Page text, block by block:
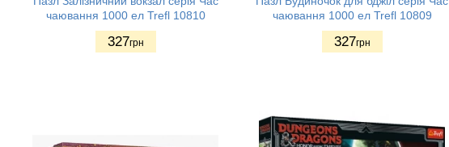
чаювання 1000 ел Trefl 10810
327грн
чаювання 1000 ел Trefl 10809
327грн